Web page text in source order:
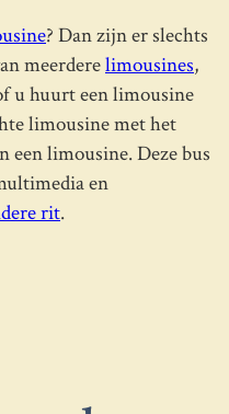
? Dan zijn er slechts
meerderelimousines,
u huurt een limousine
limousine met het
limousine. Deze bus
en
rit.